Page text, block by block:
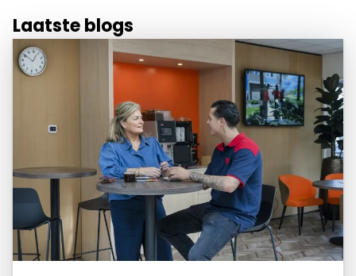
Laatste blogs